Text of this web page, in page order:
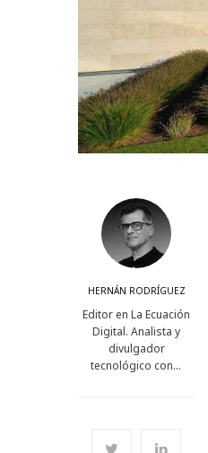
HERNÁN RODRÍGUEZ
Editor en La Ecuación
Digital. Analista y
divulgador
tecnológico con…